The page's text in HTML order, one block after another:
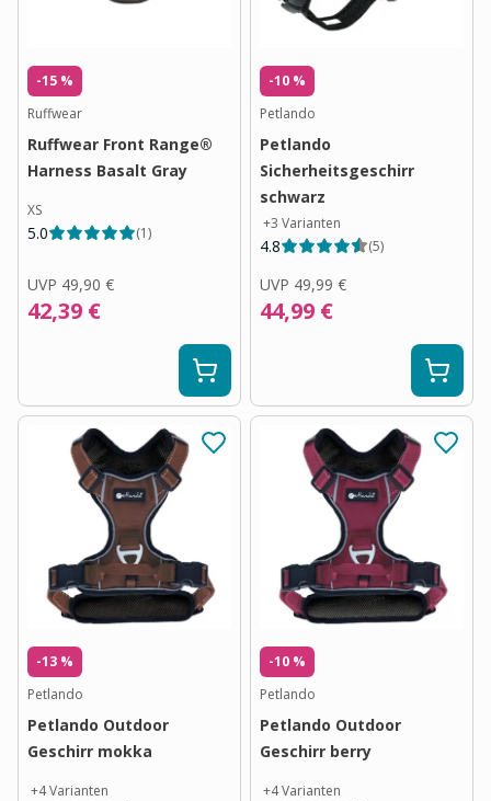
-15 %
Ruffwear
Ruffwear Front Range®
Harness Basalt Gray
XS
5.0 (1)
UVP 49,90 €
42,39 €
-10 %
Petlando
Petlando
Sicherheitsgeschirr
schwarz
+3 Varianten
4.8 (5)
UVP 49,99 €
44,99 €
-13 %
Petlando
Petlando Outdoor
Geschirr mokka
+4Varianten
-10 %
Petlando
Petlando Outdoor
Geschirr berry
+4Varianten